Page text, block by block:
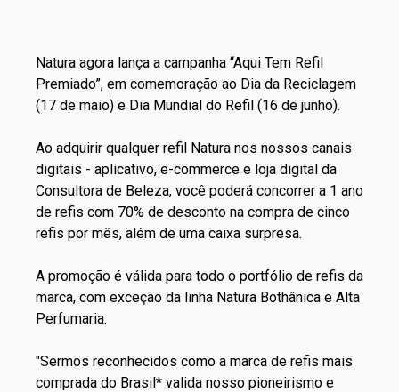
Natura agora lança a campanha “Aqui Tem Refil
Premiado”, em comemoração ao Dia da Reciclagem
(17 de maio) e Dia Mundial do Refil (16 de junho).
Ao adquirir qualquer refil Natura nos nossos canais
digitais - aplicativo, e-commerce e loja digital da
Consultora de Beleza, você poderá concorrer a 1 ano
de refis com 70% de desconto na compra de cinco
refis por mês, além de uma caixa surpresa.
A promoção é válida para todo o portfólio de refis da
marca, com exceção da linha Natura Bothânica e Alta
Perfumaria.
"Sermos reconhecidos como a marca de refis mais
comprada do Brasil* valida nosso pioneirismo e